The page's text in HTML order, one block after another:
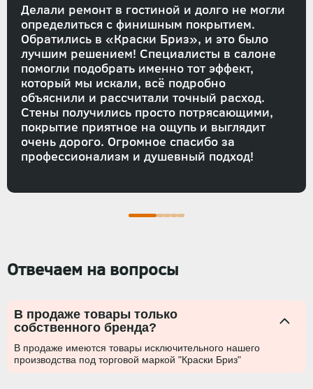
Делали ремонт в гостиной и долго не могли
определиться с финишным покрытием.
Обратились в «Краски Бриз», и это было
лучшим решением! Специалисты в салоне
помогли подобрать именно тот эффект,
который мы искали, всё подробно
объяснили и рассчитали точный расход.
Стены получились просто потрясающими,
покрытие приятное на ощупь и выглядит
очень дорого. Огромное спасибо за
профессионализм и душевный подход!
Отвечаем на вопросы
В продаже товары только
собственного бренда?
В продаже имеются товары исключительного нашего
производства под торговой маркой "Краски Бриз"